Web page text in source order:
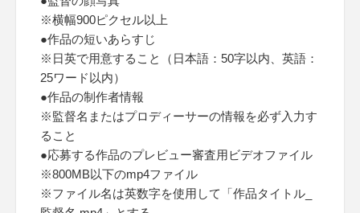
※横幅900ピクセル以上
●作品の短いあらすじ
※日英で用意すること（日本語：50字以内、英語：
25ワード以内）
●作品の制作者情報
※監督名またはプロディーサーの情報を必ず入力す
ること
●応募する作品のプレビュー審査用ビデオファイル
※800MB以下のmp4ファイル
※ファイル名は英数字を使用して「作品タイトル_